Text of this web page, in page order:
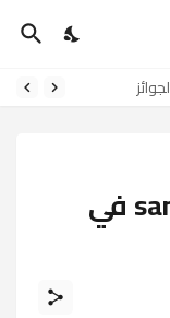
سعر samsung galaxy a34 في